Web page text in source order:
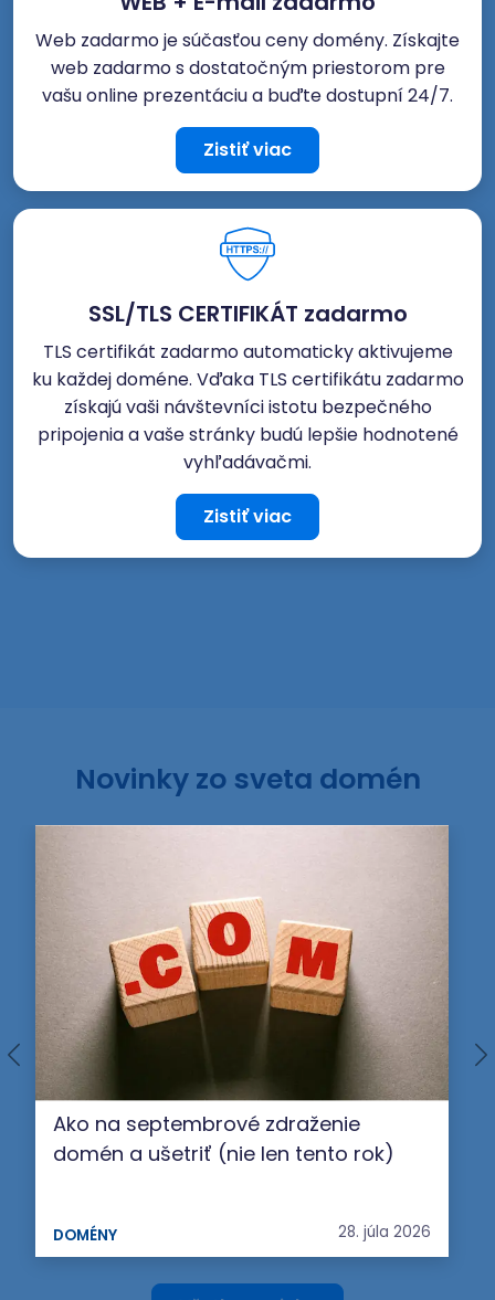
Web zadarmo je súčasťou ceny domény. Získajte
web zadarmo s dostatočným priestorom pre
vašu online prezentáciu a buďte dostupní 24/7.
Zistiť viac
SSL/TLS CERTIFIKÁT zadarmo
TLS certifikát zadarmo automaticky aktivujeme
ku každej doméne. Vďaka TLS certifikátu zadarmo
získajú vaši návštevníci istotu bezpečného
pripojenia a vaše stránky budú lepšie hodnotené
vyhľadávačmi.
Zistiť viac
Novinky zo sveta domén
Ako na septembrové zdraženie
domén a ušetriť (nie len tento rok)
DOMÉNY 28. júla 2026